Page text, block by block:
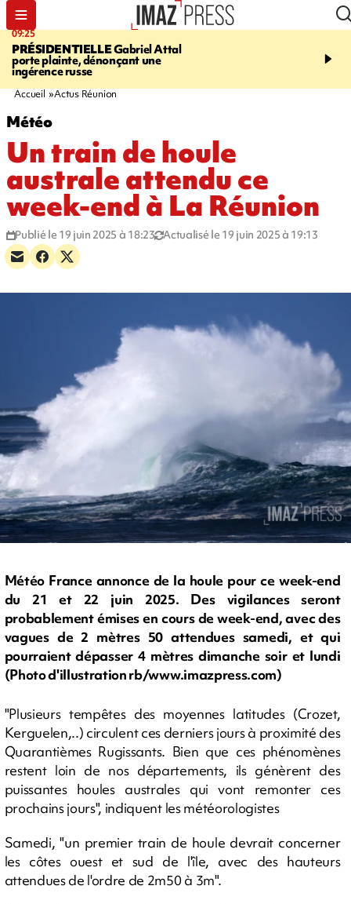
09:25
PRÉSIDENTIELLEGabriel Attal
porte plainte, dénonçant une
ingérence russe
11:43
accident après le virage
Accueil Actus Réunion
Météo
Un train de houle
australe attendu ce
week-end à La Réunion
Publié le 19 juin 2025 à 18:23 Actualisé le 19 juin 2025 à 19:13
Météo France annonce de la houle pour ce week-end
du 21 et 22 juin 2025. Des vigilances seront
probablement émises en cours de week-end, avec des
vagues de 2 mètres 50 attendues samedi, et qui
pourraient dépasser 4 mètres dimanche soir et lundi
(Photo d'illustration rb/www.imazpress.com)
"Plusieurs tempêtes des moyennes latitudes (Crozet,
Kerguelen,..) circulent ces derniers jours à proximité des
Quarantièmes Rugissants. Bien que ces phénomènes
restent loin de nos départements, ils génèrent des
puissantes houles australes qui vont remonter ces
prochains jours", indiquent les météorologistes
Samedi, "un premier train de houle devrait concerner
les côtes ouest et sud de l'île, avec des hauteurs
attendues de l'ordre de 2m50 à 3m".